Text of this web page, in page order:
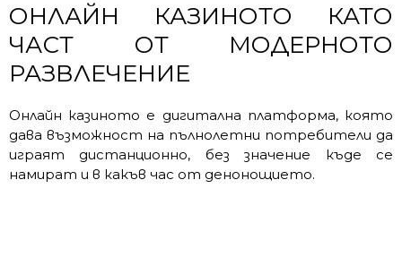
ОНЛАЙН КАЗИНОТО КАТО
ЧАСТ ОТ МОДЕРНОТО
РАЗВЛЕЧЕНИЕ
Онлайн казиното е дигитална платформа, която
дава възможност на пълнолетни потребители да
играят дистанционно, без значение къде се
намират и в какъв час от денонощието.